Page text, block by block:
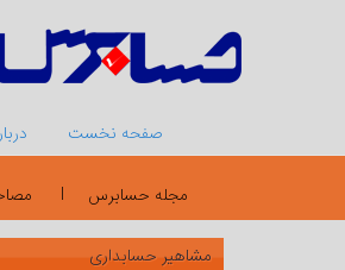
صفحه نخست
مجله حسابرس
مشاهیر حسابداری